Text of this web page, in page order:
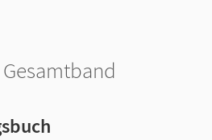
Gesamtband